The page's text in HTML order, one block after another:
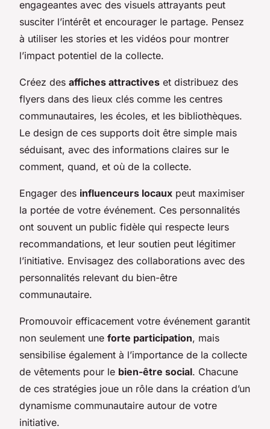
engageantes avec des visuels attrayants peut
susciter l’intérêt et encourager le partage. Pensez
à utiliser les stories et les vidéos pour montrer
l’impact potentiel de la collecte.
Créez des affiches attractives et distribuez des
flyers dans des lieux clés comme les centres
communautaires, les écoles, et les bibliothèques.
Le design de ces supports doit être simple mais
séduisant, avec des informations claires sur le
comment, quand, et où de la collecte.
Engager des influenceurs locaux peut maximiser
la portée de votre événement. Ces personnalités
ont souvent un public fidèle qui respecte leurs
recommandations, et leur soutien peut légitimer
l’initiative. Envisagez des collaborations avec des
personnalités relevant du bien-être
communautaire.
Promouvoir efficacement votre événement garantit
non seulement une forte participation, mais
sensibilise également à l’importance de la collecte
de vêtements pour le bien-être social. Chacune
de ces stratégies joue un rôle dans la création d’un
dynamisme communautaire autour de votre
initiative.